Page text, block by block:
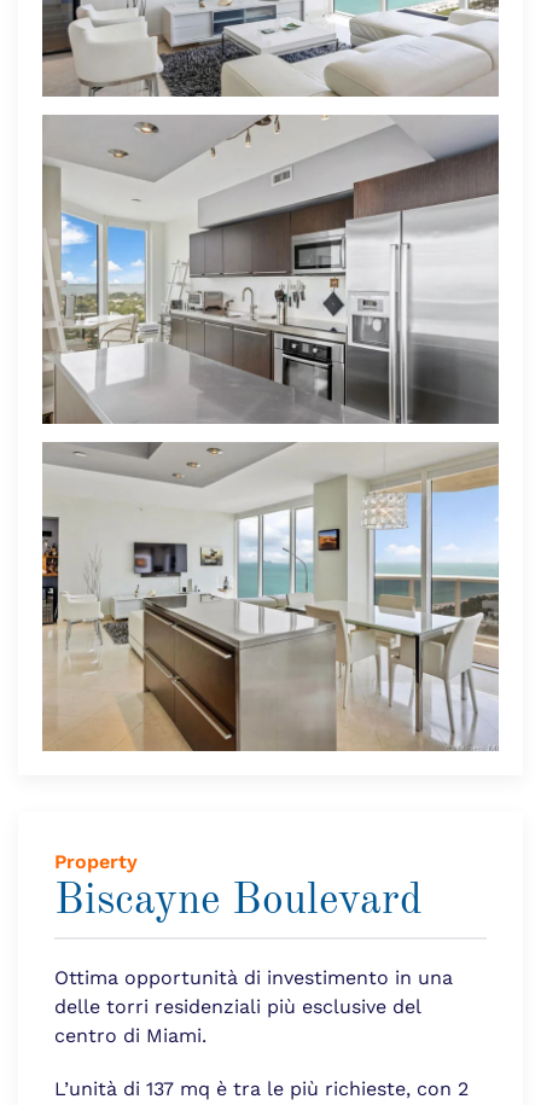
Property
Biscayne Boulevard
Ottima opportunità di investimento in una
delle torri residenziali più esclusive del
centro di Miami.
L’unità di 137 mq è tra le più richieste, con 2